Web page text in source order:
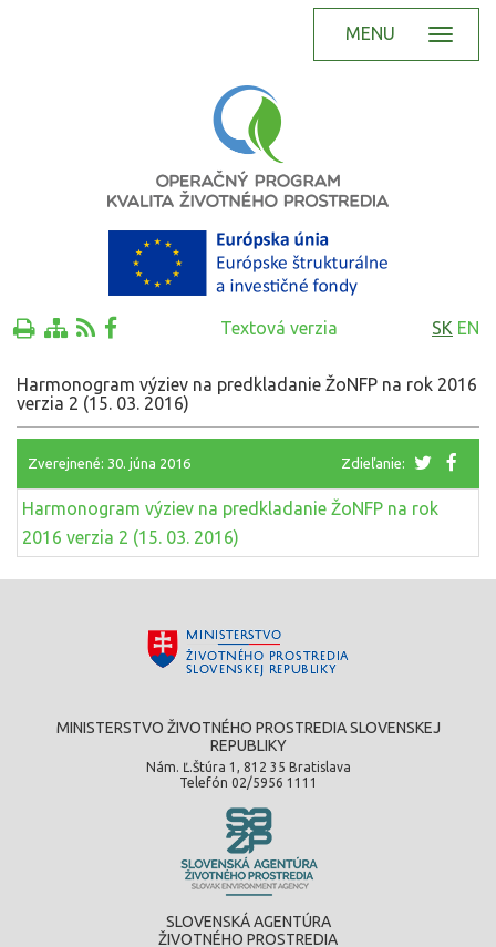
MENU
Textová verzia SK EN
Harmonogram výziev na predkladanie ŽoNFP na rok 2016
verzia 2 (15. 03. 2016)
Zverejnené: 30. júna 2016 Zdieľanie:
Harmonogram výziev na predkladanie ŽoNFP na rok
2016 verzia 2 (15. 03. 2016)
MINISTERSTVO ŽIVOTNÉHO PROSTREDIA SLOVENSKEJ
REPUBLIKY
Nám. Ľ.Štúra 1, 812 35 Bratislava
Telefón 02/5956 1111
SLOVENSKÁ AGENTÚRA
ŽIVOTNÉHO PROSTREDIA